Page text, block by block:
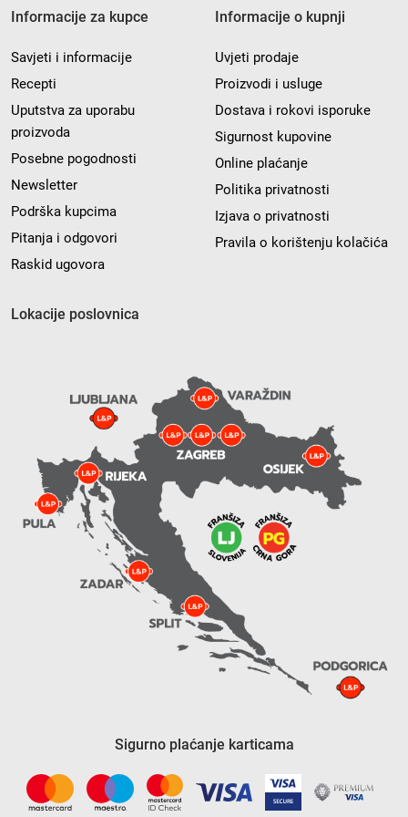
Informacije za kupce
Savjeti i informacije
Recepti
Uputstva za uporabu
proizvoda
Posebne pogodnosti
Newsletter
Podrška kupcima
Pitanja i odgovori
Raskid ugovora
Informacije o kupnji
Uvjeti prodaje
Proizvodi i usluge
Dostava i rokovi isporuke
Sigurnost kupovine
Online plaćanje
Politika privatnosti
Izjava o privatnosti
Pravila o korištenju kolačića
Lokacije poslovnica
Sigurno plaćanje karticama